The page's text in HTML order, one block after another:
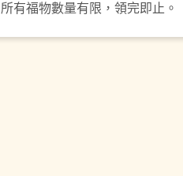
所有福物數量有限，領完即止。